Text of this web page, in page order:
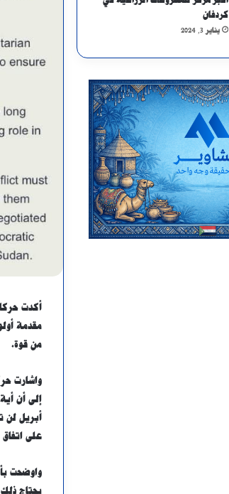
أكدت
مقدمة
من قوة.
واشارت
أبريل لن
على
واوضحت
يحتاج ذلك
كردفان
يناير 3, 2024